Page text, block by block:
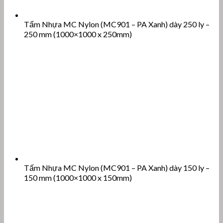
Tấm Nhựa MC Nylon (MC901 – PA Xanh) dày 250 ly –
250 mm (1000×1000 x 250mm)
Tấm Nhựa MC Nylon (MC901 – PA Xanh) dày 150 ly –
150 mm (1000×1000 x 150mm)